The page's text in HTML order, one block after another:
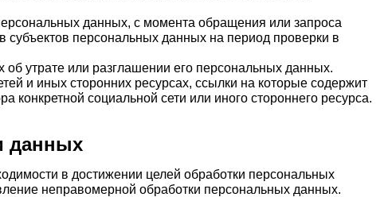
данных, с момента обращения или запроса
субъектов персональных данных на период проверки в
утрате или разглашении его персональных данных.
и иных сторонних ресурсах, ссылки на которые содержит
социальной сети или иного стороннего ресурса.
данных
в достижении целей обработки персональных
неправомерной обработки персональных данных.